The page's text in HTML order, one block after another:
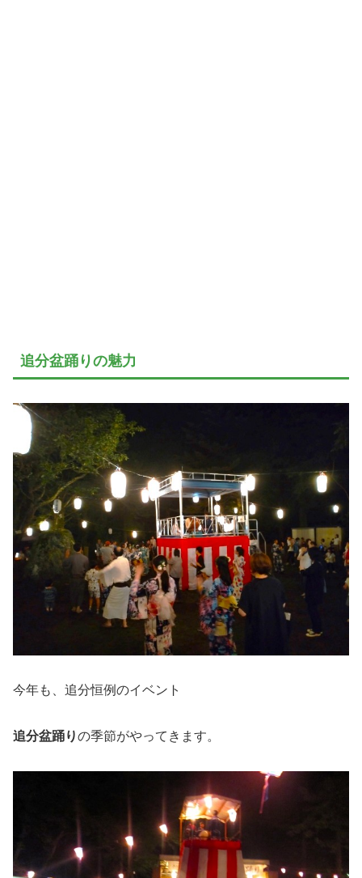
追分盆踊りの魅力
今年も、追分恒例のイベント
追分盆踊りの季節がやってきます。